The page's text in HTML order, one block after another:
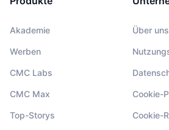
Akademie
Werben
CMC Labs
CMC Max
Top-Storys
Über uns
Cookie-
Cookie-